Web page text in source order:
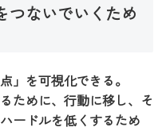
つないでいくため
」を可視化できる。
ために、行動に移し、そ
ードルを低くするため